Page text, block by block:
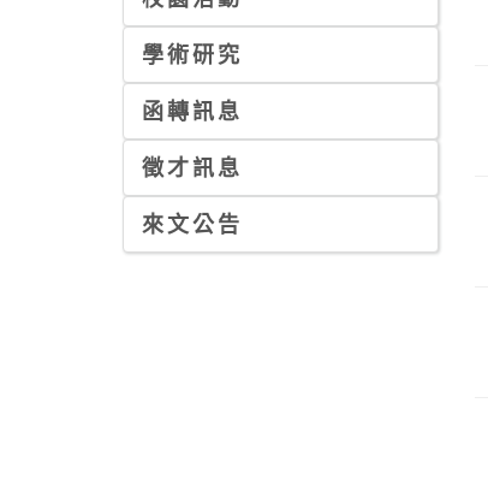
學術研究
函轉訊息
徵才訊息
來文公告